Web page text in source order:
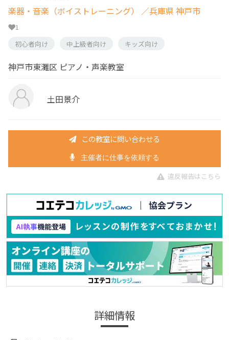
楽器・音楽（ボイストレーニング） ／兵庫県 神戸市
1
初心者向け
中上級者向け キッズ向け
神戸市東灘区 ピアノ・声楽教室
土田景介
この教室に問い合わせる
主催者に仕事を依頼する
違反報告はこちら
詳細情報